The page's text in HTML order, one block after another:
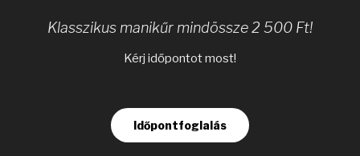
Klasszikus manikűr mindössze 2 500 Ft!
Kérj időpontot most!
Időpontfoglalás